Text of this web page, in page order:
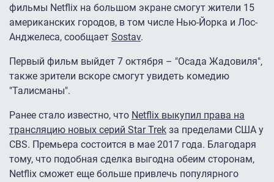
фильмы Netflix на большом экране смогут жители 15
американских городов, в том числе Нью-Йорка и Лос-
Анджелеса, сообщает Sostav.
Первый фильм выйдет 7 октября – "Осада Жадовиля",
также зрители вскоре смогут увидеть комедию
"Талисманы".
Ранее стало известно, что Netflix выкупил права на
трансляцию новых серий Star Trek за пределами США у
CBS. Премьера состоится в мае 2017 года. Благодаря
тому, что подобная сделка выгодна обеим сторонам,
Netflix сможет еще больше привлечь популярного